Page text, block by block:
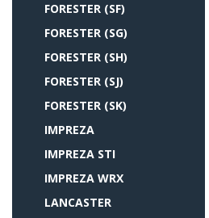
FORESTER (SF)
FORESTER (SG)
FORESTER (SH)
FORESTER (SJ)
FORESTER (SK)
IMPREZA
IMPREZA STI
IMPREZA WRX
LANCASTER